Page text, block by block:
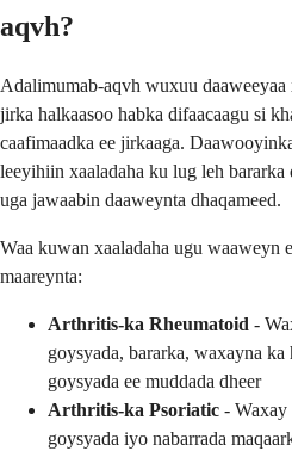
aqvh?
Adalimumab-aqvh wuxuu daaweeyaa
jirka halkaasoo habka difaacaagu si
caafimaadka ee jirkaaga.
leeyihiin xaaladaha ku lug leh bararka
uga jawaabin daaweynta dhaqameed.
Waa kuwan xaaladaha ugu waaweyn
maareynta:
Arthritis-ka Rheumatoid -
goysyada, bararka, waxayna ka
goysyada ee muddada dheer
Arthritis-ka Psoriatic - Waxay
goysyada iyo nabarrada